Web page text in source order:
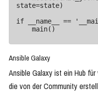
state=state)
if __name__ ==
Ansible Galaxy
Ansible Galaxy ist ein Hub
die von der Community